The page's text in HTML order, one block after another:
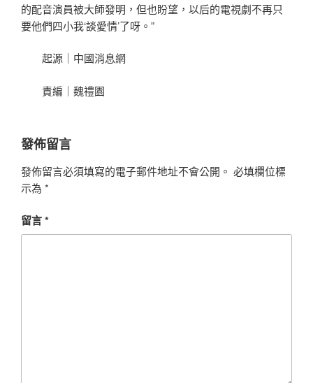
的配音演員被大師發明，但也盼望，以后的電視劇不再只
要他們四小我‘談愛情’了呀。”
起源｜中國消息網
責編｜魏禮園
發佈留言
發佈留言必須填寫的電子郵件地址不會公開。 必填欄位標
示為 *
留言*